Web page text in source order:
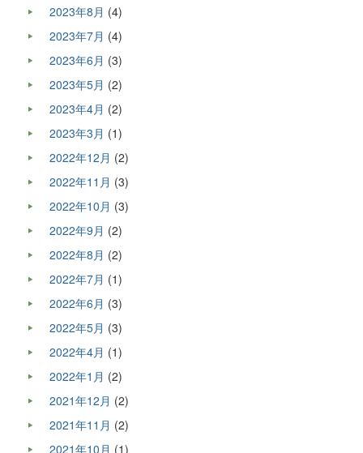
2023年8月 (4)
2023年7月 (4)
2023年6月 (3)
2023年5月 (2)
2023年4月 (2)
2023年3月 (1)
2022年12月 (2)
2022年11月 (3)
2022年10月 (3)
2022年9月 (2)
2022年8月 (2)
2022年7月 (1)
2022年6月 (3)
2022年5月 (3)
2022年4月 (1)
2022年1月 (2)
2021年12月 (2)
2021年11月 (2)
2021年10月 (1)